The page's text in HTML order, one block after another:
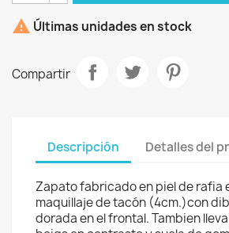
 Últimas unidades en stock
Compartir
Descripción Detalles del
Zapato fabricado en piel de rafia
maquillaje de tacón (4cm.)con
dorada en el frontal. Tambien